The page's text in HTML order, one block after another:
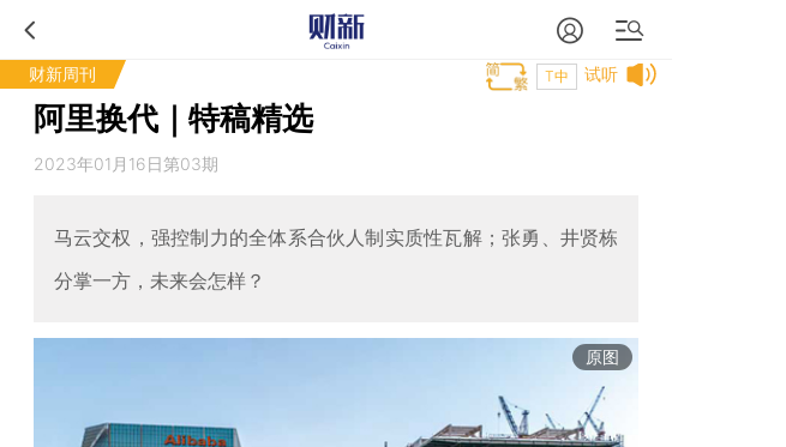
财新周刊 试听
T中
阿里换代｜特稿精选
2023年01月16日第03期
马云交权，强控制力的全体系合伙人制实质性瓦解；张勇、井贤栋
分掌一方，未来会怎样？
原图